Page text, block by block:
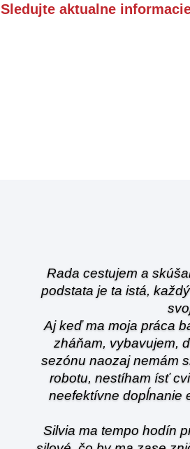
Sledujte aktualne
Rada cestujem a
podstata je ta istá,
Aj keď ma moja práca
zháňam, vybavujem,
sezónu naozaj nemám
robotu, nestíham ísť
neefektívne dopĺnanie
Silvia ma tempo hodín